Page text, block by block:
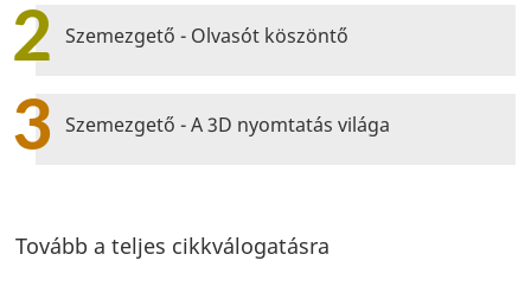
2 Szemezgető - Olvasót köszöntő
3 Szemezgető - A 3D nyomtatás világa
Tovább a teljes cikkválogatásra